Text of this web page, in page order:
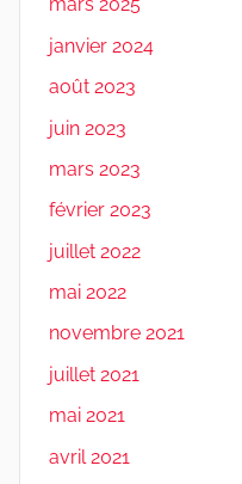
mars 2025
janvier 2024
août 2023
juin 2023
mars 2023
février 2023
juillet 2022
mai 2022
novembre 2021
juillet 2021
mai 2021
avril 2021